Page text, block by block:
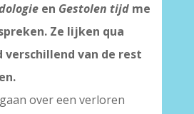
en Gestolen tijdme
Ze lijken qua
verschillend van de rest
over een verloren